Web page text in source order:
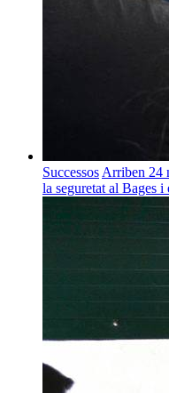
Successos Arriben 24
la seguretat al Bages i